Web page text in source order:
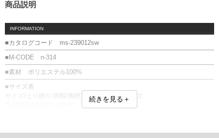
商品説明
INFORMATION
■カタログコード ms-239012sw
■M-CODE n-314
■素材 ポリエステル100%
■サイズ表
サイズ/えり廻り/肩幅/胸廻り/胴廻り/腰廻り/裄丈
6L/51/61/157/155/157/90
続きを見る＋